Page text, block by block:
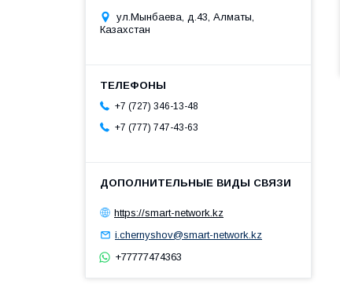
ул.Мынбаева, д.43, Алматы,
Казахстан
+7 (727) 346-13-48
+7 (777) 747-43-63
https://smart-network.kz
i.chernyshov@smart-network.kz
+77777474363